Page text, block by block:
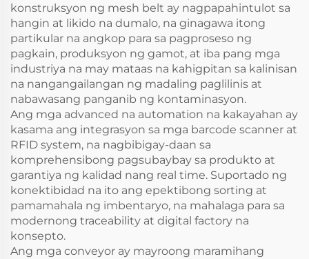
konstruksyon ng mesh belt ay nagpapahintulot sa
hangin at likido na dumalo, na ginagawa itong
partikular na angkop para sa pagproseso ng
pagkain, produksyon ng gamot, at iba pang mga
industriya na may mataas na kahigpitan sa kalinisan
na nangangailangan ng madaling paglilinis at
nabawasang panganib ng kontaminasyon.
Ang mga advanced na automation na kakayahan ay
kasama ang integrasyon sa mga barcode scanner at
RFID system, na nagbibigay-daan sa
komprehensibong pagsubaybay sa produkto at
garantiya ng kalidad nang real time. Suportado ng
konektibidad na ito ang epektibong sorting at
pamamahala ng imbentaryo, na mahalaga para sa
modernong traceability at digital factory na
konsepto.
Ang mga conveyor ay mayroong maramihang